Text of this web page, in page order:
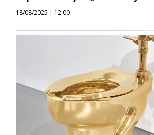
18/08/2025 | 12:00